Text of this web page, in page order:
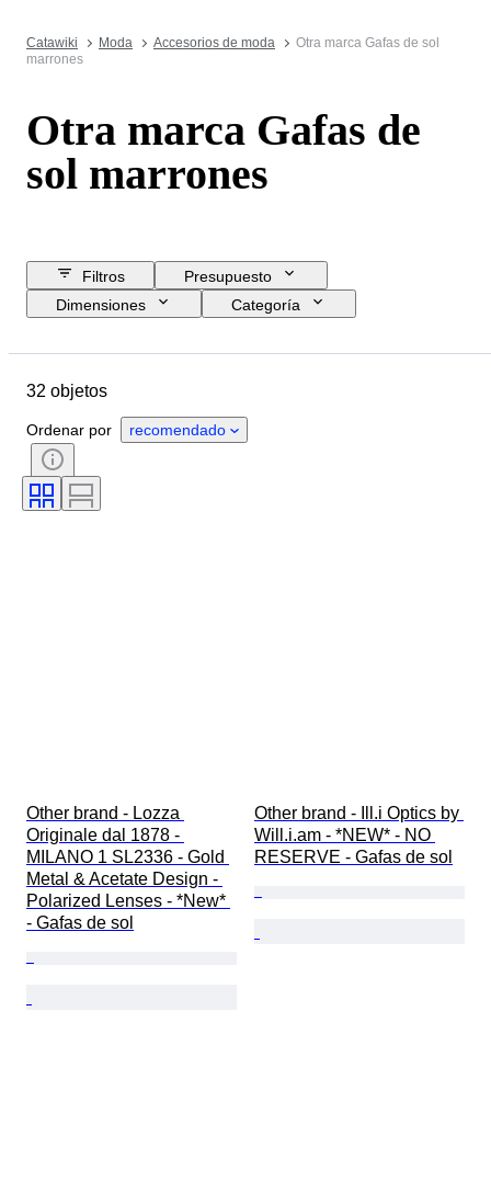
Catawiki Moda Accesorios de moda
Otra marca Gafas de sol
marrones
Otra marca Gafas de
sol marrones
Filtros
Presupuesto
Dimensiones
Categoría
País de origen
Color
Accesorios incluidos
32 objetos
Ordenar por recomendado
Other brand - Lozza
Originale dal 1878 -
MILANO 1 SL2336 - Gold
Metal & Acetate Design -
Polarized Lenses - *New*
- Gafas de sol
Other brand - Ill.i Optics by
Will.i.am - *NEW* - NO
RESERVE - Gafas de sol